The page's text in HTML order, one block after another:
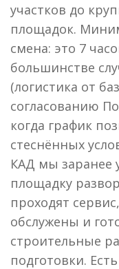
участков до
площадок.
смена: это 7
большинстве
(логистика от
согласованию
когда график
стеснённых
КАД мы заранее
площадку
проходят
обслужены и
строительные
подготовки.